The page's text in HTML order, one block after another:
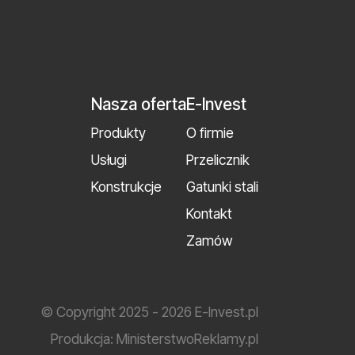
Nasza oferta
Produkty
Usługi
Konstrukcje
E-Invest
O firmie
Przelicznik
Gatunki stali
Kontakt
Zamów
© Copyright 2025 - 2026 E-Invest.pl
Produkcja: MinisterstwoReklamy.pl